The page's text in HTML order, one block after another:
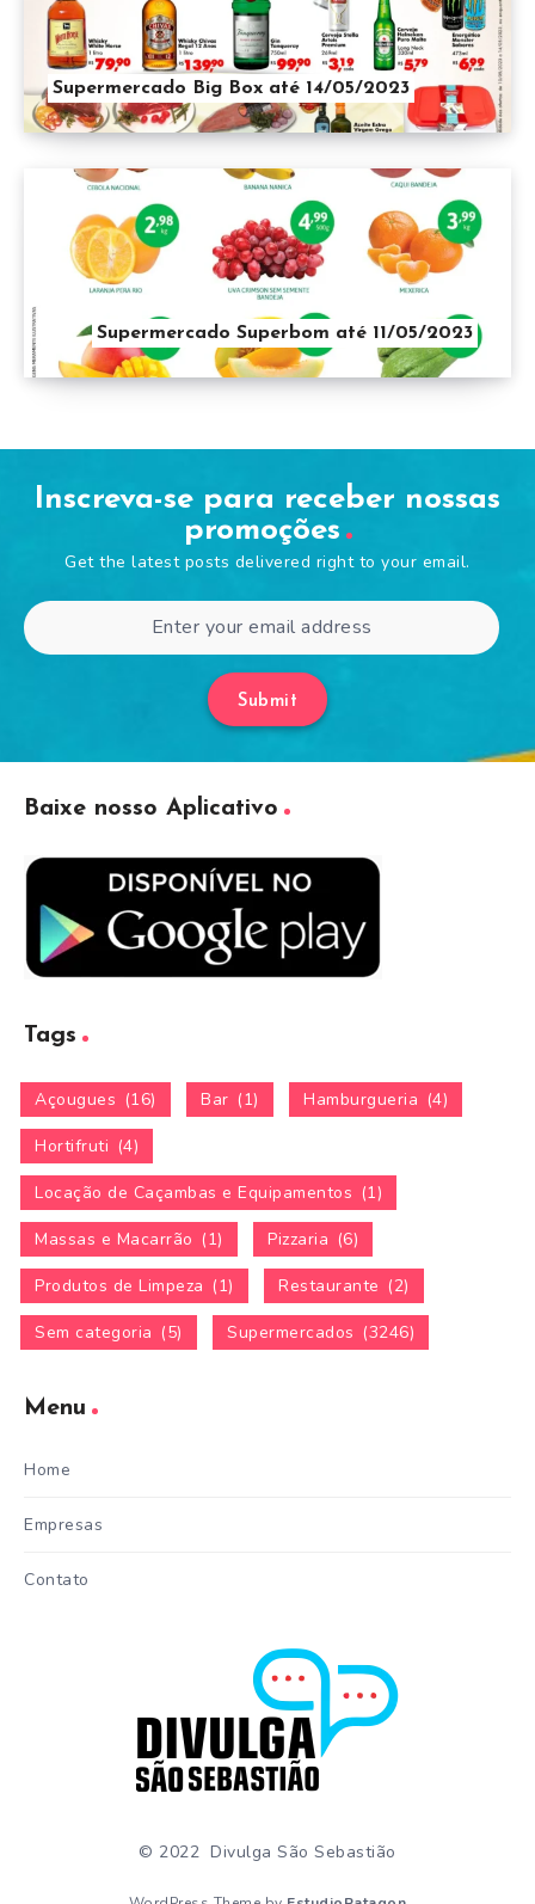
Supermercado Big Box até 14/05/2023
Supermercado Superbom até 11/05/2023
Inscreva-se para receber nossas
promoções
Get the latest posts delivered right to your email.
Submit
Baixe nosso Aplicativo
Tags
Açougues (16) Bar (1) Hamburgueria (4)
Hortifruti (4)
Locação de Caçambas e Equipamentos (1)
Massas e Macarrão (1) Pizzaria (6)
Produtos de Limpeza (1) Restaurante (2)
Sem categoria (5) Supermercados (3246)
Menu
Home
Empresas
Contato
© 2022 Divulga São Sebastião